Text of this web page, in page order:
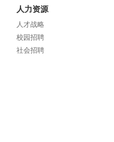
人力资源
人才战略
校园招聘
社会招聘